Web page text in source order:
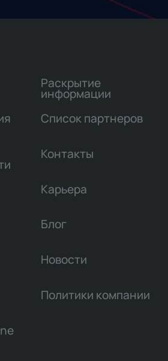
Раскрытие
информации
Список партнеров
Контакты
Карьера
Блог
Новости
Политики компании